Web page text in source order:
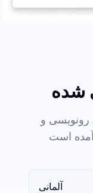
شده
رونویسی و
آلمانی